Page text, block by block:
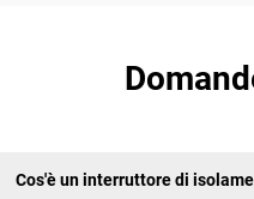
Cos'è un interruttore di